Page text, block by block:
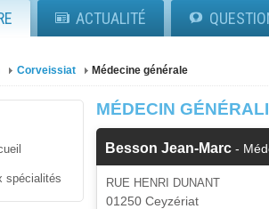
ACTUALITÉ
Corveissiat Médecine générale
spécialités
MÉDECIN
Besson Jean-Marc -
RUE HENRI DUNANT
01250 Ceyzériat